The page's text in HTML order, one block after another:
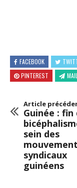
FACEBOOK
PINTEREST
Article
Guinée : fin
sein des
syndicaux
guinéens